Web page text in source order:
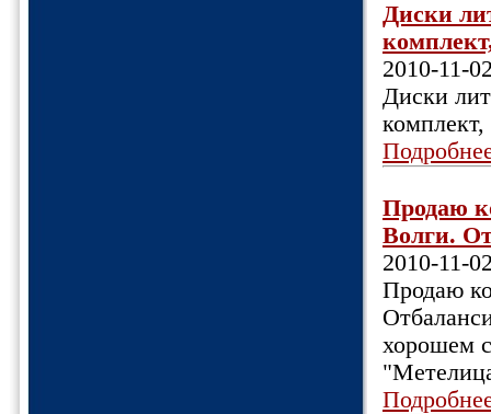
Диски
2010-11-
Диски
Продаю
Волги.
2010-11-
Продаю
хорошем